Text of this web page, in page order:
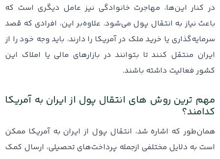
در کنار این‌ها، مهاجرت خانوادگی نیز عامل دیگری است که
باعث نیاز به انتقال پول می‌شود. علاوه‌بر این، افرادی که قصد
سرمایه‌گذاری یا خرید ملک در آمریکا را دارند، باید وجه خود را از
ایران منتقل کنند تا بتوانند در بازارهای مالی یا املاک این
کشور فعالیت داشته باشند.
مهم ترین روش‌ های انتقال پول از ایران به آمریکا
کدامند؟
همان‌طور که اشاره شد، انتقال پول از ایران به آمریکا ممکن
است به دلایل مختلفی ازجمله پرداخت‌های تحصیلی، ارسال کمک